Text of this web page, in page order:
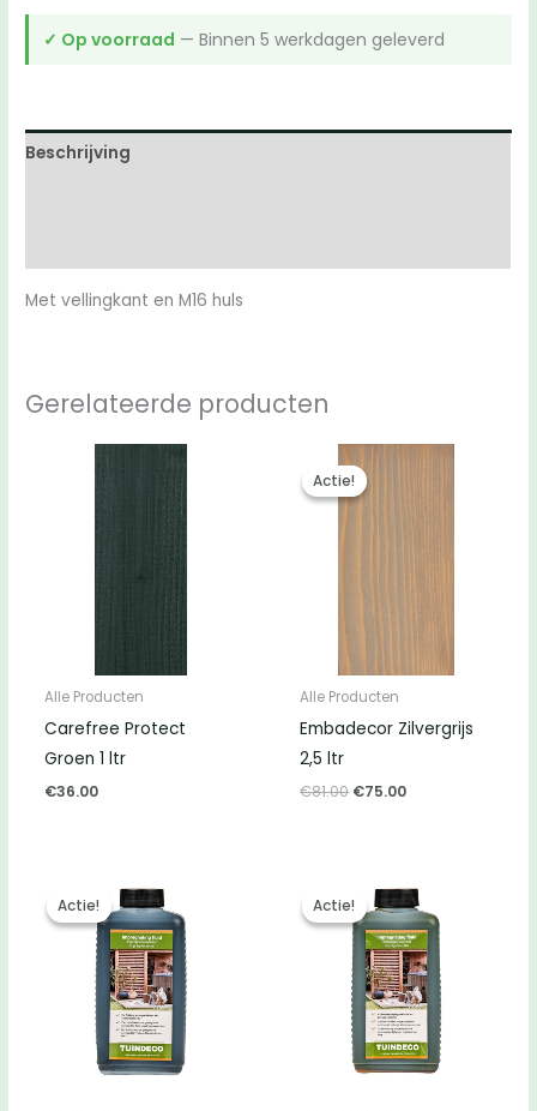
bus,
kleine
✓ Op voorraad — Binnen 5 werkdagen geleverd
Beschrijving
Met vellingkant en M16 huls
Gerelateerde producten
Alle Producten
Carefree Protect
Groen 1 ltr
€36.00
Actie!
Actie!
Alle Producten
Embadecor Zilvergrijs
2,5 ltr
€81.00 Oorspronkelijke
€75.00Huidige
Actie!
Actie! Actie!
Actie!